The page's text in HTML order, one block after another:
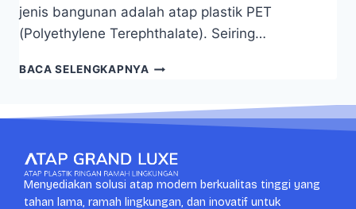
jenis bangunan adalah atap plastik PET
(Polyethylene Terephthalate). Seiring…
BACA SELENGKAPNYA
Menyediakan solusi atap modern berkualitas tinggi yang
tahan lama, ramah lingkungan, dan inovatif untuk